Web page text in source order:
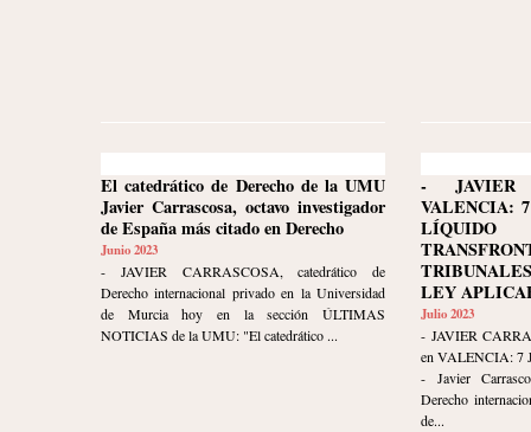
El catedrático de Derecho de la UMU
Javier Carrascosa, octavo investigador
de España más citado en Derecho
Junio 2023
- JAVIER CARRASCOSA, catedrático de
Derecho internacional privado en la Universidad
de Murcia hoy en la sección ÚLTIMAS
NOTICIAS de la UMU: "El catedrático ...
- JAVIER
VALENCIA:
LEY
Julio 2023
- JAVIER
en VALENCIA: 7
- Javier
Derecho
de...